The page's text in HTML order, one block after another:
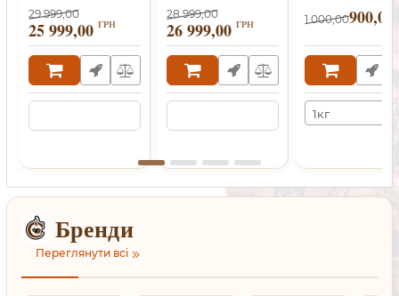
29 999,00
25 999,00 ГРН
28 999,00
26 999,00 ГРН 1 000,00900,00
1кг
Бренди
Переглянути всі